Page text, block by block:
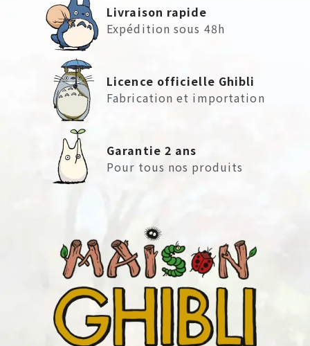
Livraison rapide
Expédition sous 48h
Licence officielle Ghibli
Fabrication et importation
Garantie 2 ans
Pour tous nos produits